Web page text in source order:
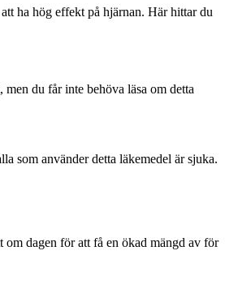
ha hög effekt på hjärnan. Här hittar du
du får inte behöva läsa om detta
som använder detta läkemedel är sjuka.
dagen för att få en ökad mängd av för